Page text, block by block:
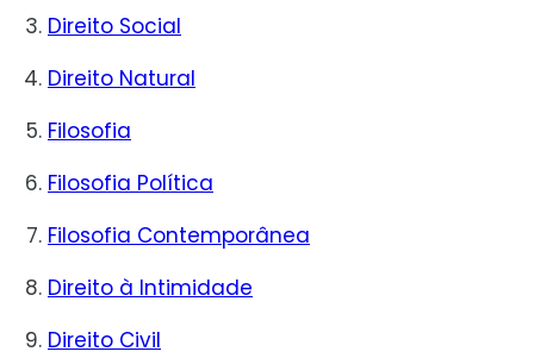
Direito Social
Direito Natural
Filosofia
Filosofia Política
Filosofia Contemporânea
Direito à Intimidade
Direito Civil